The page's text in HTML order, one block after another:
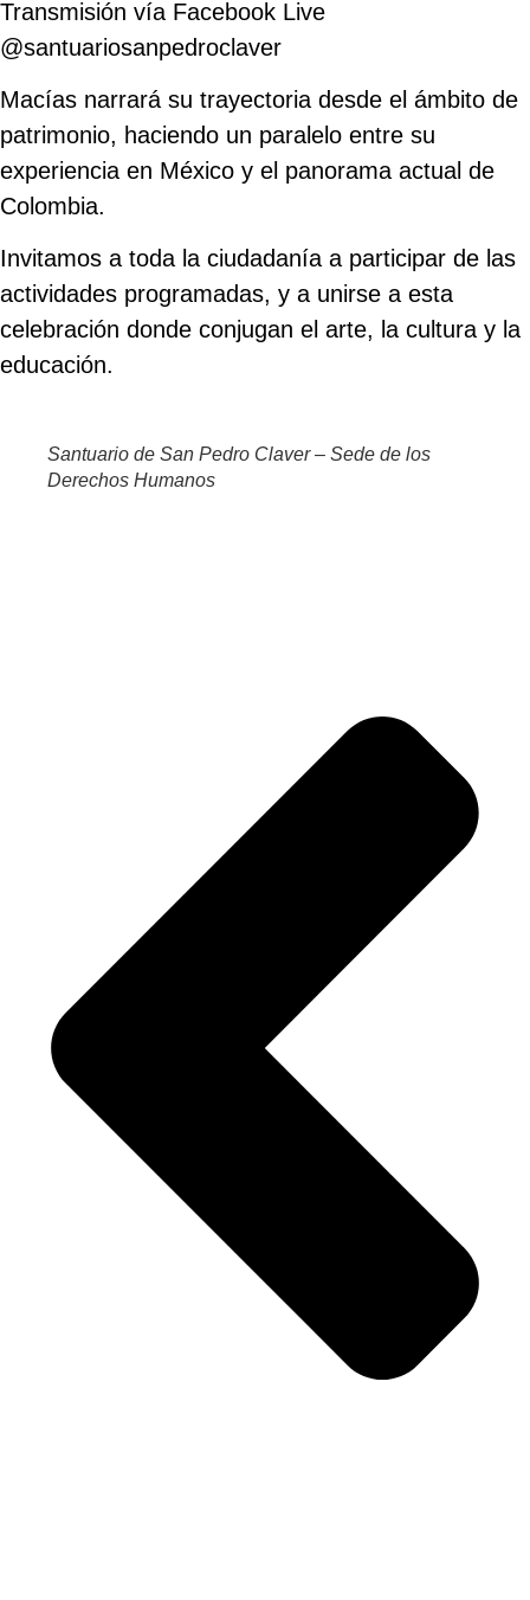
Transmisión vía Facebook Live
@santuariosanpedroclaver
Macías narrará su trayectoria desde el ámbito de
patrimonio, haciendo un paralelo entre su
experiencia en México y el panorama actual de
Colombia.
Invitamos a toda la ciudadanía a participar de las
actividades programadas, y a unirse a esta
celebración donde conjugan el arte, la cultura y la
educación.
Santuario de San Pedro Claver – Sede de los
Derechos Humanos